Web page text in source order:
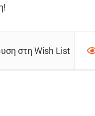
στη Wish List